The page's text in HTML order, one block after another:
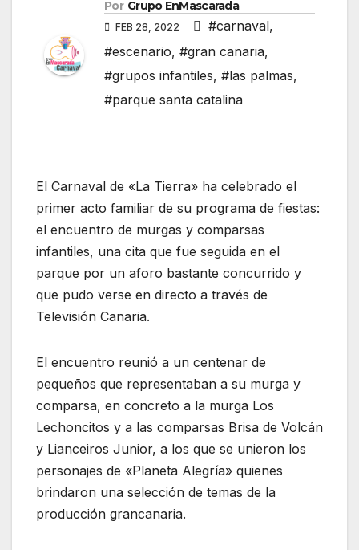
Por Grupo EnMascarada
FEB 28, 2022 #carnaval,
#escenario, #gran canaria,
#grupos infantiles, #las palmas,
#parque santa catalina
El Carnaval de «La Tierra» ha celebrado el
primer acto familiar de su programa de fiestas:
el encuentro de murgas y comparsas
infantiles, una cita que fue seguida en el
parque por un aforo bastante concurrido y
que pudo verse en directo a través de
Televisión Canaria.
El encuentro reunió a un centenar de
pequeños que representaban a su murga y
comparsa, en concreto a la murga Los
Lechoncitos y a las comparsas Brisa de Volcán
y Lianceiros Junior, a los que se unieron los
personajes de «Planeta Alegría» quienes
brindaron una selección de temas de la
producción grancanaria.